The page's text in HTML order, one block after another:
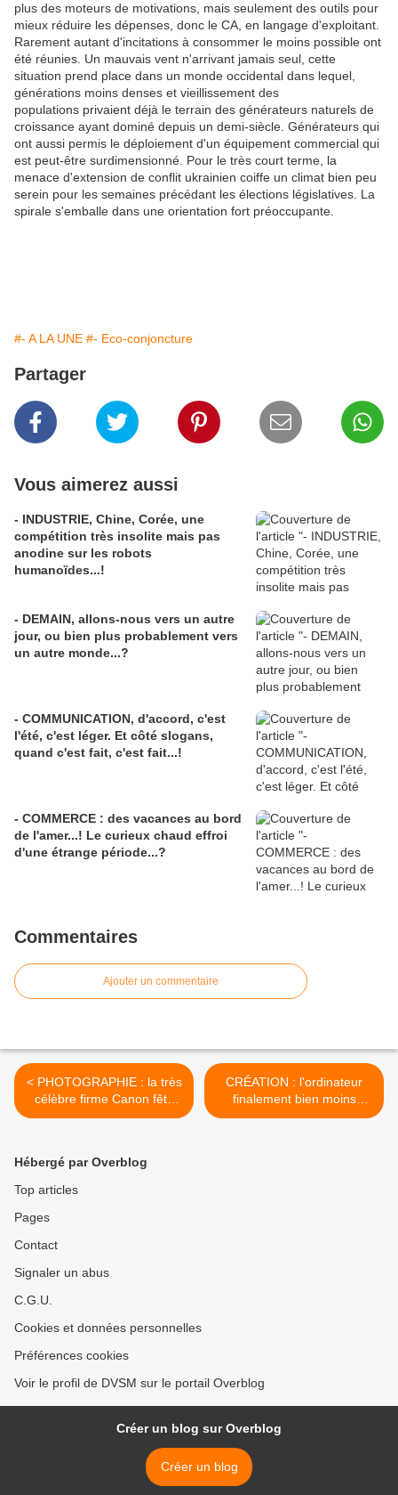
plus des moteurs de motivations, mais seulement des outils pour
mieux réduire les dépenses, donc le CA, en langage d'exploitant.
Rarement autant d'incitations à consommer le moins possible ont
été réunies. Un mauvais vent n'arrivant jamais seul, cette
situation prend place dans un monde occidental dans lequel,
générations moins denses et vieillissement des
populations privaient déjà le terrain des générateurs naturels de
croissance ayant dominé depuis un demi-siècle. Générateurs qui
ont aussi permis le déploiement d'un équipement commercial qui
est peut-être surdimensionné. Pour le très court terme, la
menace d'extension de conflit ukrainien coiffe un climat bien peu
serein pour les semaines précédant les élections législatives. La
spirale s'emballe dans une orientation fort préoccupante.
#- A LA UNE #- Eco-conjoncture
Partager
Vous aimerez aussi
- INDUSTRIE, Chine, Corée, une
compétition très insolite mais pas
anodine sur les robots
humanoïdes...!
- DEMAIN, allons-nous vers un autre
jour, ou bien plus probablement vers
un autre monde...?
- COMMUNICATION, d'accord, c'est
l'été, c'est léger. Et côté slogans,
quand c'est fait, c'est fait...!
- COMMERCE : des vacances au bord
de l'amer...! Le curieux chaud effroi
d'une étrange période...?
Commentaires
Ajouter un commentaire
< PHOTOGRAPHIE : la très
célèbre firme Canon fête
deux performances à très
CRÉATION : l'ordinateur
finalement bien moins
utilisé qu'on pourrait le
Hébergé par Overblog
Top articles
Pages
Contact
Signaler un abus
C.G.U.
Cookies et données personnelles
Préférences cookies
Voir le profil de DVSM sur le portail Overblog
Créer un blog sur Overblog
Créer un blog